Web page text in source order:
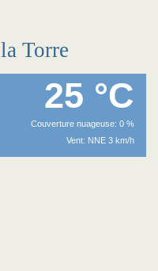
Torre
25 °C
Couverture nuageuse: 0 %
Vent: NNE 3 km/h